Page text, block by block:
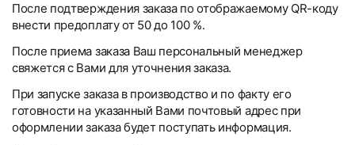
После подтверждения заказа по отображаемому QR-коду
внести предоплату от 50 до 100 %.
После приема заказа Ваш персональный менеджер
свяжется с Вами для уточнения заказа.
При запуске заказа в производство и по факту его
готовности на указанный Вами почтовый адрес при
оформлении заказа будет поступать информация.